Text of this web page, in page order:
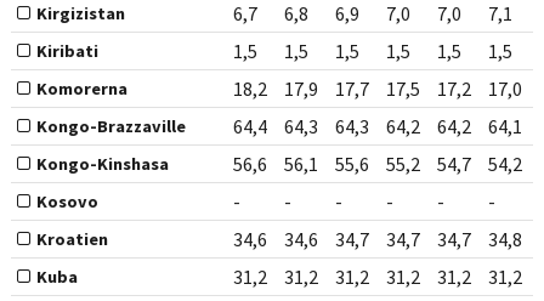
Kirgizistan 6,7 6,8 6,9 7,0 7,0 7,1
Kiribati 1,5 1,5 1,5 1,5 1,5 1,5
Komorerna 18,2 17,9 17,7 17,5 17,2 17,0
Kongo-Brazzaville 64,4 64,3 64,3 64,2 64,2 64,1
Kongo-Kinshasa 56,6 56,1 55,6 55,2 54,7 54,2
Kosovo - - - - - -
Kroatien 34,6 34,6 34,7 34,7 34,7 34,8
Kuba 31,2 31,2 31,2 31,2 31,2 31,2